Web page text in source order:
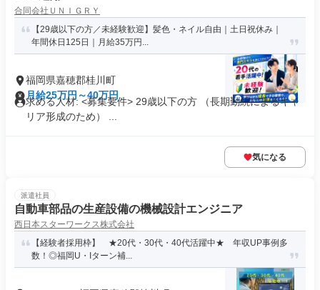
合同会社ＵＮＩＧＲＹ
【29歳以下の方／未経験歓迎】髪色・ネイル自由｜土日祝休み｜
年間休日125日｜月給35万円...
福岡県嘉穂郡桂川町
月給25万円～40万円
求める人材: <募集要件> 29歳以下の方 （長期勤続によるキャ
リア形成のため） ...
気になる
派遣社員
自動車部品の生産設備の機械設計エンジニア
西日本スターワークス株式会社
【経験者採用枠】 ★20代・30代・40代活躍中★ 年収UP事例多
数！◎福岡U・Iターン補...